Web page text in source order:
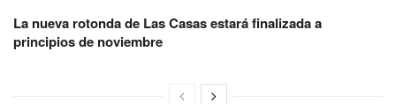
La nueva rotonda de Las Casas estará finalizada a
principios de noviembre